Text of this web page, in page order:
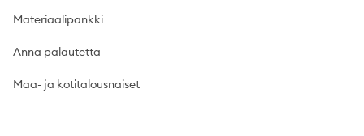
Materiaalipankki
Anna palautetta
Maa- ja kotitalousnaiset